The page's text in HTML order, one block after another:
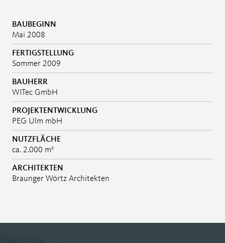
BAUBEGINN
Mai 2008
FERTIGSTELLUNG
Sommer 2009
BAUHERR
WITec GmbH
PROJEKTENTWICKLUNG
PEG Ulm mbH
NUTZFLÄCHE
ca. 2.000 m²
ARCHITEKTEN
Braunger Wörtz Architekten